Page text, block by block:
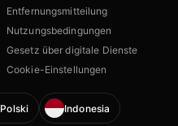
Entfernungsmitteilung
Nutzungsbedingungen
Gesetz über digitale Dienste
Cookie-Einstellungen
Polski Indonesia